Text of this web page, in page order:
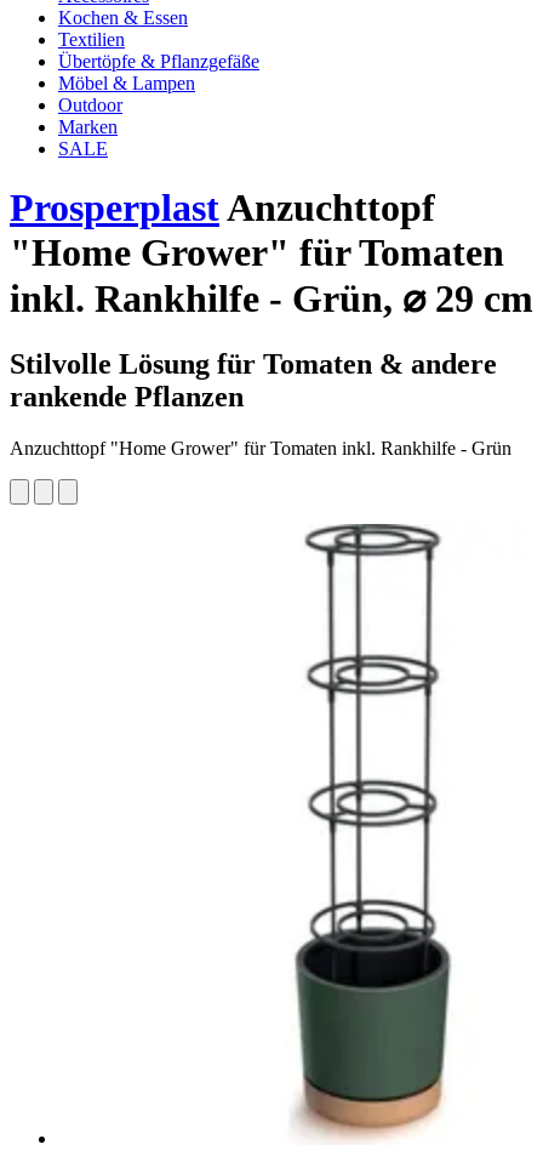
Kochen & Essen
Textilien
Übertöpfe & Pflanzgefäße
Möbel & Lampen
Outdoor
Marken
SALE
ProsperplastAnzuchttopf
"Home Grower" für Tomaten
inkl. Rankhilfe - Grün, ⌀ 29 cm
Stilvolle Lösung für Tomaten & andere
rankende Pflanzen
Anzuchttopf "Home Grower" für Tomaten inkl. Rankhilfe - Grün